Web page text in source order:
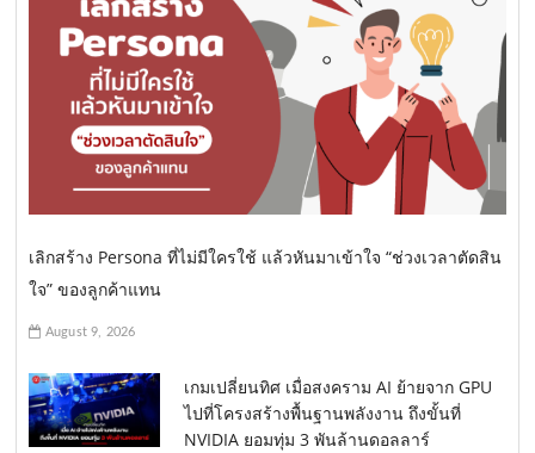
เลิกสร้าง Persona ที่ไม่มีใครใช้ แล้วหันมาเข้าใจ “ช่วงเวลาตัดสิน
ใจ” ของลูกค้าแทน
August 9, 2026
เกมเปลี่ยนทิศ เมื่อสงคราม AI ย้ายจาก GPU
ไปที่โครงสร้างพื้นฐานพลังงาน ถึงขั้นที่
NVIDIA ยอมทุ่ม 3 พันล้านดอลลาร์